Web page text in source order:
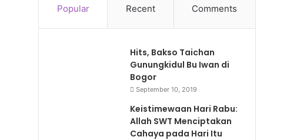
Popular Recent Comments
Hits, Bakso Taichan
Gunungkidul Bu Iwan di
Bogor
September 10, 2019
Keistimewaan Hari Rabu:
Allah SWT Menciptakan
Cahaya pada Hari Itu